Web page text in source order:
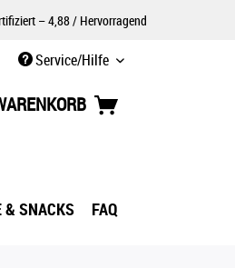
– 4,88 / Hervorragend
Service/Hilfe
& SNACKS FAQ